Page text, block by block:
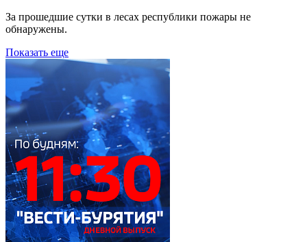
За прошедшие сутки в лесах республики пожары не
обнаружены.
Показать еще